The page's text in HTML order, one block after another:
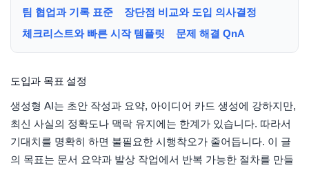
팀 협업과 기록 표준
장단점 비교와 도입 의사결정
체크리스트와 빠른 시작 템플릿
문제 해결 QnA
도입과 목표 설정
생성형 AI는 초안 작성과 요약, 아이디어 카드 생성에 강하지만,
최신 사실의 정확도나 맥락 유지에는 한계가 있습니다. 따라서
기대치를 명확히 하면 불필요한 시행착오가 줄어듭니다. 이 글
의 목표는 문서 요약과 발상 작업에서 반복 가능한 절차를 만들